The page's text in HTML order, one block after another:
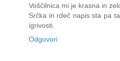
Voščilnica mi je krasna in
Srčka in rdeč napis sta pa
igrivosti.
Odgovori